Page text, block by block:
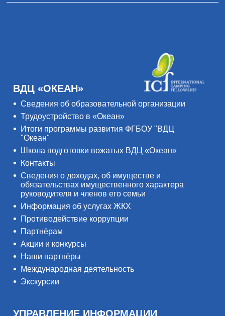
ВДЦ «ОКЕАН»
Сведения об образовательной организации
Трудоустройство в «Океан»
Итоги программы развития ФГБОУ "ВДЦ
"Океан"
Школа подготовки вожатых ВДЦ «Океан»
Контакты
Сведения о доходах, об имуществе и
обязательствах имущественного характера
руководителя и членов его семьи
Информация об услугах ЖКХ
Противодействие коррупции
Партнёрам
Акции и конкурсы
Наши партнёры
Международная деятельность
Экскурсии
УПРАВЛЕНИЕ ИНФОРМАЦИИ